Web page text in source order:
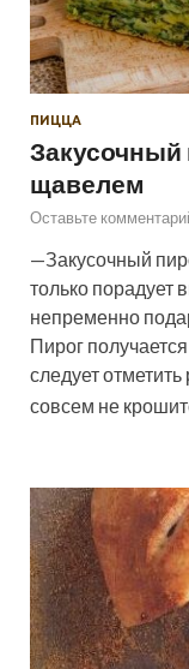
ПИЦЦА
Закусочный
щавелем
Оставьте
—Закусочный
только порадует
непременно
Пирог
следует
совсем не